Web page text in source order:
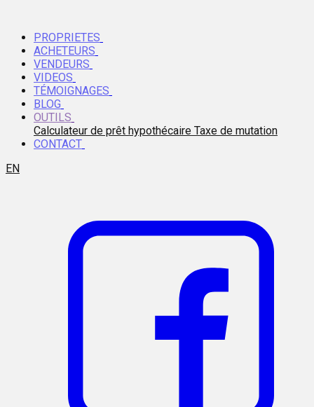
PROPRIETES
ACHETEURS
VENDEURS
VIDEOS
TÉMOIGNAGES
BLOG
OUTILS
Calculateur de prêt hypothécaire Taxe de mutation
CONTACT
EN